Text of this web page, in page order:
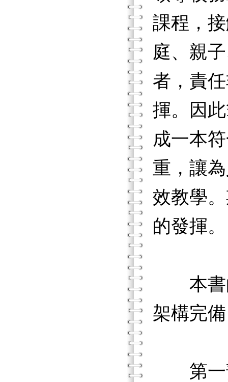
課程，
庭、親
者，責
揮。因
成一本
重，讓
效教學
的發揮。
本書的
架構完
第一部